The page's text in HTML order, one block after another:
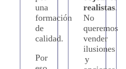
una
formación
de
calidad.
Por
realistas.
No
queremos
vender
ilusiones
y